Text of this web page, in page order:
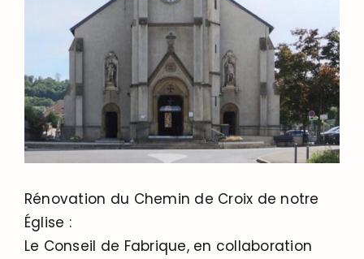
Rénovation du Chemin de Croix de notre
Église :
Le Conseil de Fabrique, en collaboration